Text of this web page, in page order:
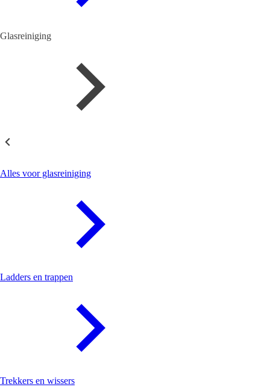
Glasreiniging
Alles voor glasreiniging
Ladders en trappen
Trekkers en wissers